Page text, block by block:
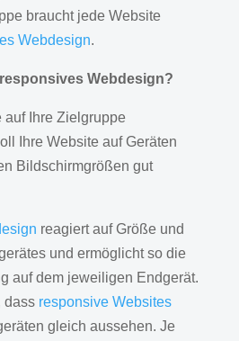
braucht jede Website
Webdesign.
Webdesign?
auf Ihre Zielgruppe
Ihre Website auf Geräten
Bildschirmgrößen gut
reagiert auf Größe und
und ermöglicht so die
auf dem jeweiligen Endgerät.
dass responsive Websites
gleich aussehen. Je